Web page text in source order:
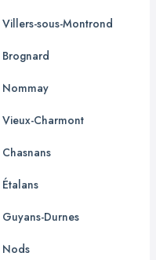
Villers-sous-Montrond
Brognard
Nommay
Vieux-Charmont
Chasnans
Étalans
Guyans-Durnes
Nods